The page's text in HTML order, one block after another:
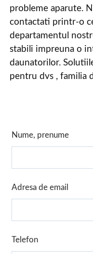
Leave
this
Nume, prenume
Adresa de email
Telefon
probleme aparute.
contactati printr-o
departamentul
stabili impreuna o
daunatorilor.
pentru dvs , familia